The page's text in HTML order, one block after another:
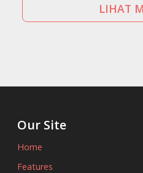
LIHAT
Our Site
Home
Features